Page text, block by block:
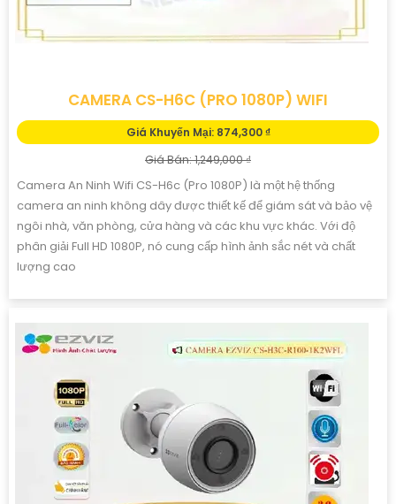
CAMERA CS-H6C (PRO 1080P) WIFI
Giá Khuyến Mại: 874,300 ₫
Giá Bán: 1,249,000 ₫
Camera An Ninh Wifi CS-H6c (Pro 1080P) là một hệ thống
camera an ninh không dây được thiết kế để giám sát và bảo vệ
ngôi nhà, văn phòng, cửa hàng và các khu vực khác. Với độ
phân giải Full HD 1080P, nó cung cấp hình ảnh sắc nét và chất
lượng cao